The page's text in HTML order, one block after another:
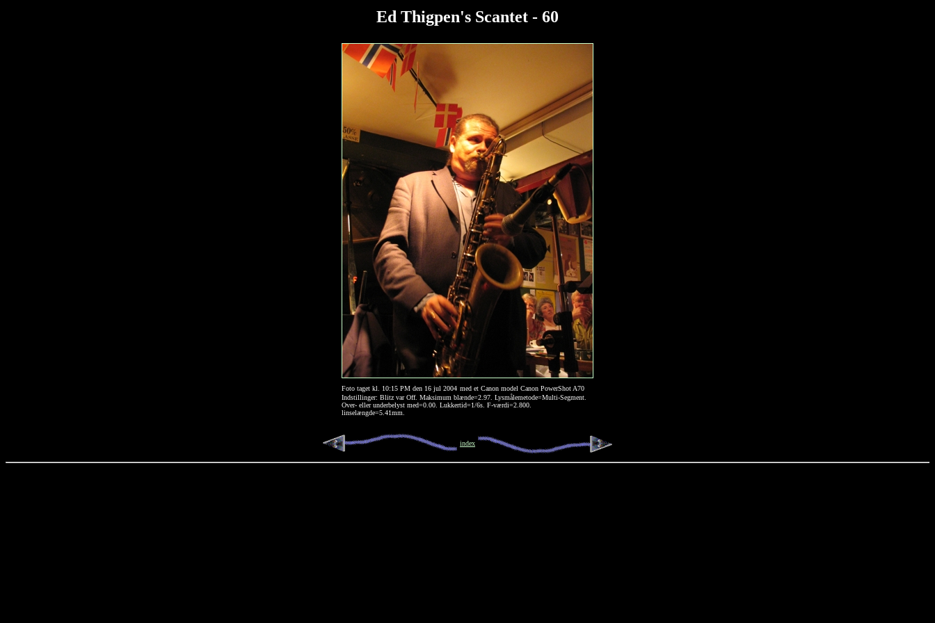
Ed Thigpen's Scantet - 60
Foto taget kl. 10:15 PM den 16 jul 2004 med et Canon model Canon PowerShot A70
Indstillinger: Blitz var Off. Maksimum blænde=2.97. Lysmålemetode=Multi-Segment.
Over- eller underbelyst med=0.00. Lukkertid=1/6s. F-værdi=2.800.
linselængde=5.41mm.
index